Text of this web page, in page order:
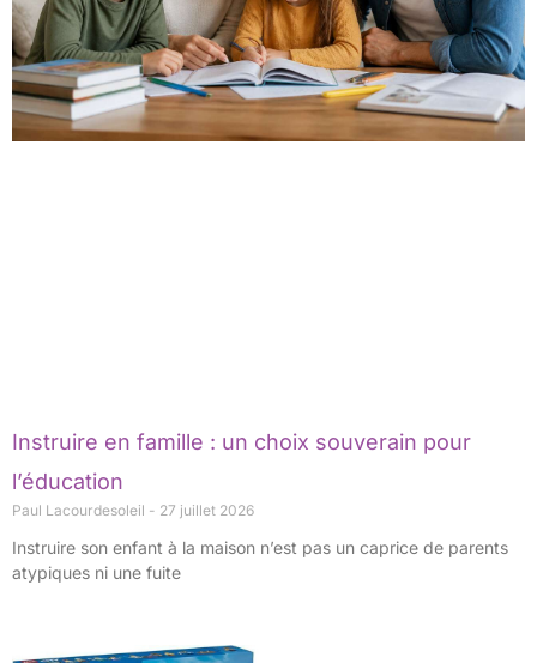
Instruire en famille : un choix souverain pour
l’éducation
Paul Lacourdesoleil 27 juillet 2026
Instruire son enfant à la maison n’est pas un caprice de parents
atypiques ni une fuite